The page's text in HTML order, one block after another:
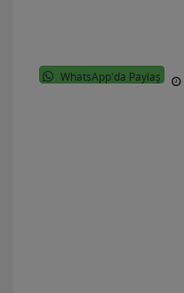
WhatsApp'da Paylaş